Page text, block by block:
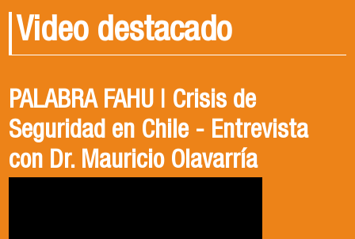
Video destacado
PALABRA FAHU | Crisis de
Seguridad en Chile - Entrevista
con Dr. Mauricio Olavarría
Egresados Internacionales en
Acción: Antonia Abarca
Revive el XIV Congreso Chileno de
Ciencia Política 2023